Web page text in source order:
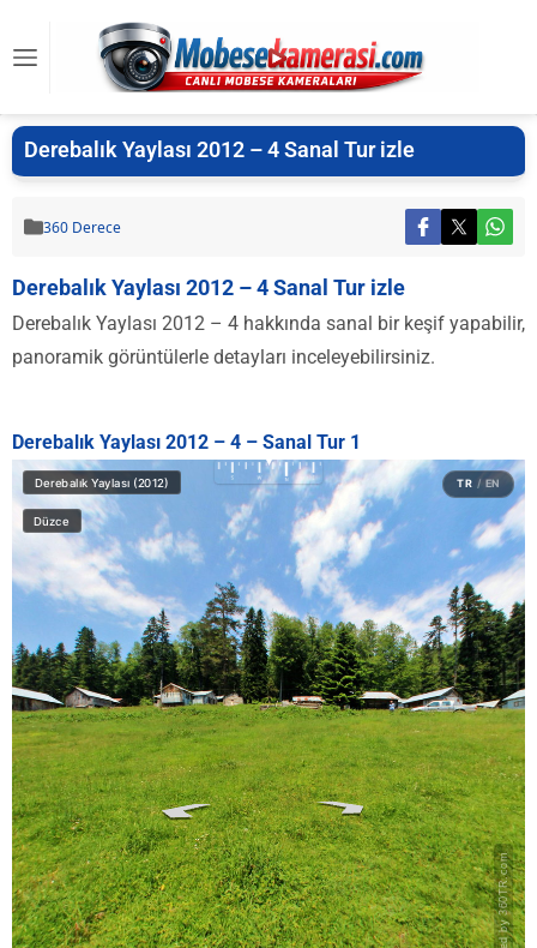
Derebalık Yaylası 2012 – 4 Sanal Tur izle
360 Derece
Derebalık Yaylası 2012 – 4 Sanal Tur izle
Derebalık Yaylası 2012 – 4 hakkında sanal bir keşif yapabilir,
panoramik görüntülerle detayları inceleyebilirsiniz.
Derebalık Yaylası 2012 – 4 – Sanal Tur 1